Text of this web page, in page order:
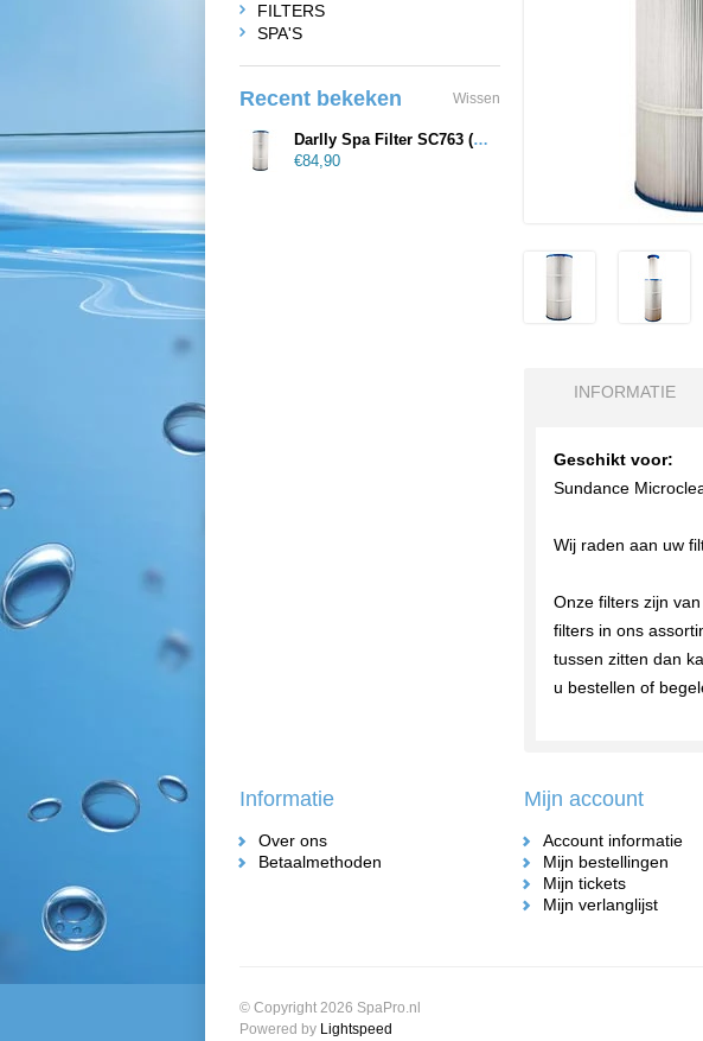
INFORMATIE
Geschikt voor:
Sundance
Wij raden aan uw
Onze filters zijn
filters in ons
tussen zitten dan
u bestellen of
FILTERS
SPA'S
Recent bekeken Wissen
Darlly Spa Filter SC763 (Sundance)
€84,90
Informatie
Over ons
Betaalmethoden
Mijn account
Account informatie
Mijn bestellingen
Mijn tickets
Mijn verlanglijst
© Copyright 2026 SpaPro.nl
Powered by Lightspeed